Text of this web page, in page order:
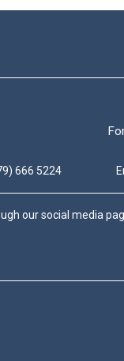
666 5224
our social media